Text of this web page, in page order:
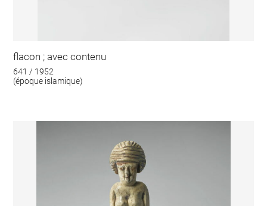
flacon ; avec contenu
641 / 1952
(époque islamique)